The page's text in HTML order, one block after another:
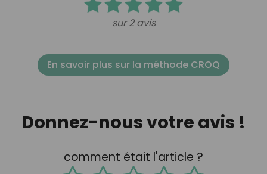
sur 2 avis
En savoir plus sur la méthode CROQ
Donnez-nous votre avis !
comment était l'article ?